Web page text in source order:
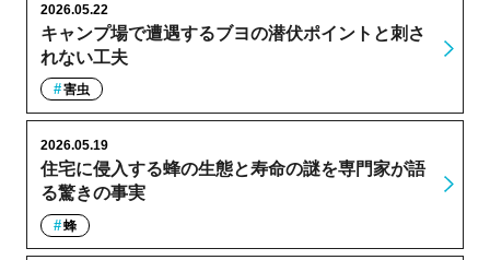
キャンプ場で遭遇するブヨの潜伏ポイントと刺さ
れない工夫
2026.05.22
害虫
住宅に侵入する蜂の生態と寿命の謎を専門家が語
る驚きの事実
2026.05.19
蜂